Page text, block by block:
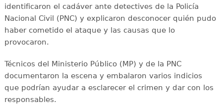
identificaron el cadáver ante detectives de la Policía
Nacional Civil (PNC) y explicaron desconocer quién pudo
haber cometido el ataque y las causas que lo
provocaron.
Técnicos del Ministerio Público (MP) y de la PNC
documentaron la escena y embalaron varios indicios
que podrían ayudar a esclarecer el crimen y dar con los
responsables.